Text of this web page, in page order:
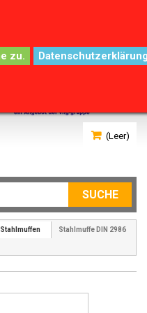
(Leer)
SUCHE
Stahlmuffen Stahlmuffe DIN 2986